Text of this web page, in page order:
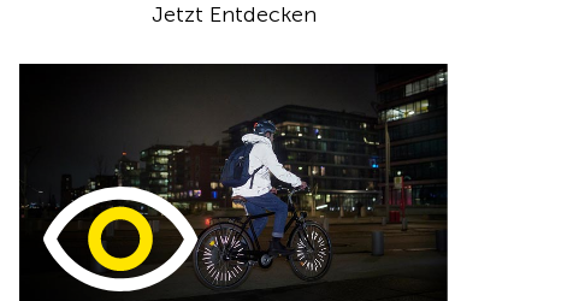
Jetzt Entdecken